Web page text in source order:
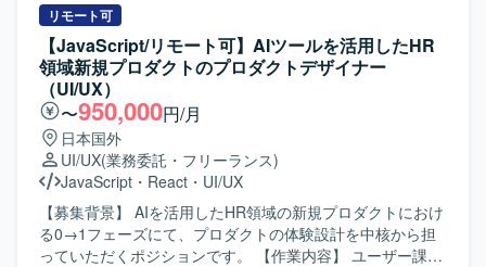
を高速に回す実践的なスキルを磨くことができます。 【開
発環境】 ・Figmaを中心としたUIデザインおよびプロトタ
イピング環境を想定しております。 ・v0、Lovable、
Claude Code、Cursor等のAIツールを併用しながらプロト
タイプの作成と検証を行う環境です。
資も含め、開発環境の整備に注力しています。社員食堂や
カフェ、リラクゼーションスペースなどを備えたオフィス
環境に加え、プロジェクトごとのマイルストンに応じた有
給奨励日や、目標達成度に応じた社員旅行などリフレッシ
ュを兼ねた制度も用意されています。
容】 要件定義フェーズに参画し、仕様理解を踏まえたUI設
計を実施していただきます。ディレクター作成の既存また
は簡易なワイヤーフレームをベースに、ユーザー視点で画
面構成・導線を整理し、UIコンポーネント設計や操作フロ
ーの最適化を行っていただきます。各画面単位でのビジュ
アルデザイン作成、レイアウト設計、配色・UIパーツ設
計、操作性を考慮したインタラクション設計（必要に応じ
て簡易モック作成）を対応していただきます。機能過多・
画面過密状態に対する整理・改善提案や、ユーザビリティ
向上に向けた設計見直しを行い、ディレクター／PMと連携
しながらエンジニア実装を見据えたデザイン仕様をアウト
プットしていただきます。 【求める人物像】 要件が固まり
リモート可
【JavaScript/リモート可】AIツールを活用したHR
領域新規プロダクトのプロダクトデザイナー
（UI/UX）
〜950,000円/月
日本国外
UI/UX(業務委託・フリーランス)
JavaScript ・ React ・ UI/UX
【募集背景】 AIを活用したHR領域の新規プロダクトにおけ
る0→1フェーズにて、プロダクトの体験設計を中核から担
っていただくポジションです。 【作業内容】 ユーザー課